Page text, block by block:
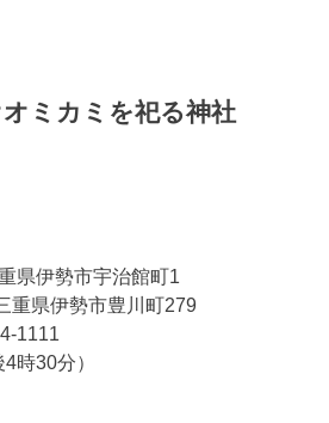
ミカミを祀る神社
県伊勢市宇治館町1
重県伊勢市豊川町279
1111
時30分）